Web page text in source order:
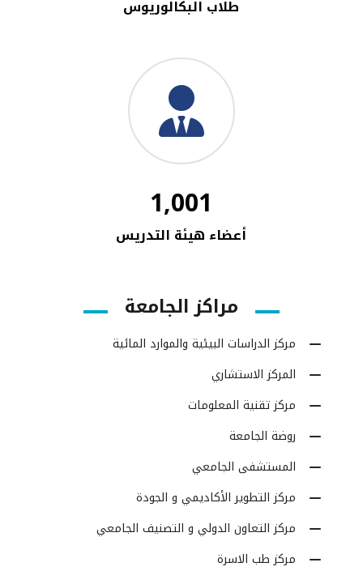
طلاب البكالوريوس
1,001
أعضاء هيئة التدريس
مراكز الجامعة
مركز الدراسات البيئية والموارد المائية
المركز الاستشاري
مركز تقنية المعلومات
روضة الجامعة
المستشفى الجامعي
مركز التطوير الأكاديمي و الجودة
مركز التعاون الدولي و التصنيف الجامعي
مركز طب الاسرة